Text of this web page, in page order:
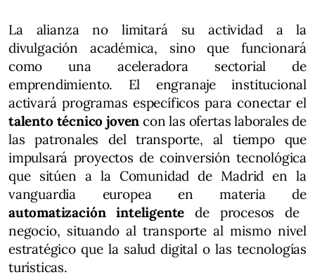
La alianza no limitará su actividad a la
divulgación académica, sino que funcionará
como una aceleradora sectorial de
emprendimiento. El engranaje institucional
activará programas específicos para conectar el
talento técnico joven con las ofertas laborales de
las patronales del transporte, al tiempo que
impulsará proyectos de coinversión tecnológica
que sitúen a la Comunidad de Madrid en la
vanguardia europea en materia de
automatización inteligentede procesos de
negocio, situando al transporte al mismo nivel
estratégico que la salud digital o las tecnologías
turísticas.